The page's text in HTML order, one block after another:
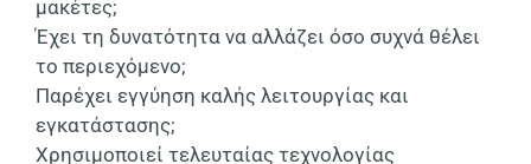
μακέτες;
Έχει τη δυνατότητα να αλλάζει όσο συχνά θέλει
το περιεχόμενο;
Παρέχει εγγύηση καλής λειτουργίας και
εγκατάστασης;
Χρησιμοποιεί τελευταίας τεχνολογίας